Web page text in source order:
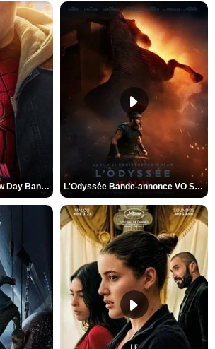
Spider-Man: Brand New Day Bande-annonce VO STFR L'Odyssée Bande-annonce VO STFR